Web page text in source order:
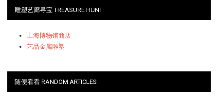
雕塑艺廊寻宝 TREASURE HUNT
上海博物馆商店
艺品金属雕塑
随便看看 RANDOM ARTICLES